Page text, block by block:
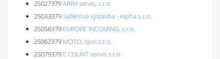
25027379ARIM servis, s.r.o.
25033379Sallerova výstavba - Alpha s.r.o.
25056379 EUROPE INCOMING, s.r.o.
25062379 MOTO, spol.s.r.o.
25079379 E COUNT servis s.r.o.